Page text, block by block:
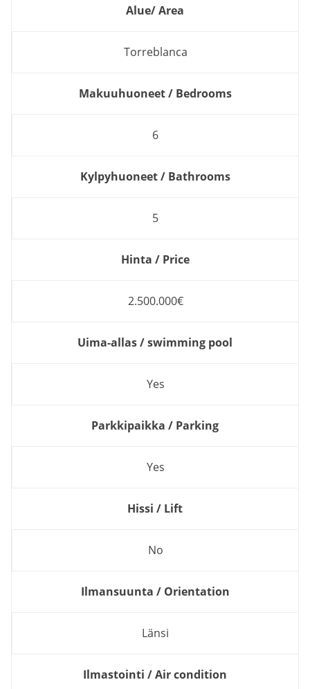
Alue/ Area
Torreblanca
Makuuhuoneet / Bedrooms
6
Kylpyhuoneet / Bathrooms
5
Hinta / Price
2.500.000€
Uima-allas / swimming pool
Yes
Parkkipaikka / Parking
Yes
Hissi / Lift
No
Ilmansuunta / Orientation
Länsi
Ilmastointi / Air condition